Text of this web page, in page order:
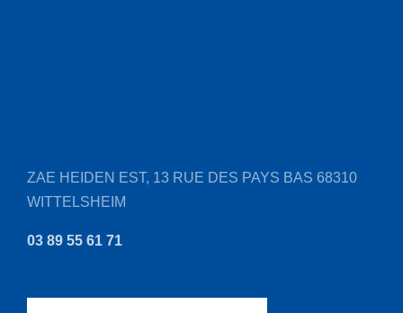
ZAE HEIDEN EST, 13 RUE DES PAYS BAS 68310
WITTELSHEIM
03 89 55 61 71